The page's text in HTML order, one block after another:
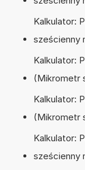
Kalkulator:
sześcienny
Kalkulator:
(Mikrometr
Kalkulator:
(Mikrometr
Kalkulator:
sześcienny